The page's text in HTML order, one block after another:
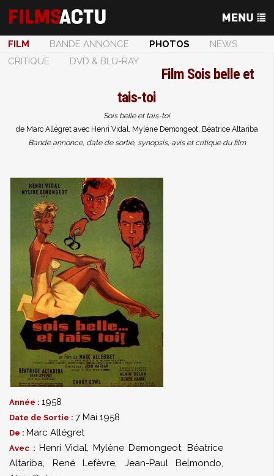
FILM BANDE ANNONCE PHOTOS
NEWS
CRITIQUE
DVD & BLU-RAY
Film Sois belle et
tais-toi
Sois belle et tais-toi
de Marc Allégret avec Henri Vidal, Mylène Demongeot, Béatrice Altariba
Bande annonce, date de sortie, synopsis, avis et critique du film
Année : 1958
Date de Sortie : 7 Mai 1958
De : Marc Allégret
Avec : Henri Vidal, Mylène Demongeot, Béatrice
Altariba, René Lefèvre, Jean-Paul Belmondo,